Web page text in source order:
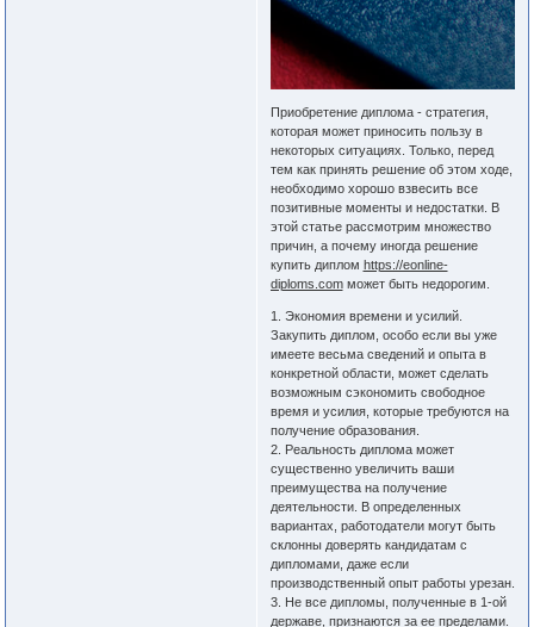
Приобретение диплома - стратегия,
которая может приносить пользу в
некоторых ситуациях. Только, перед
тем как принять решение об этом ходе,
необходимо хорошо взвесить все
позитивные моменты и недостатки. В
этой статье рассмотрим множество
причин, а почему иногда решение
купить диплом https://eonline-
diploms.comможет быть недорогим.
1. Экономия времени и усилий.
Закупить диплом, особо если вы уже
имеете весьма сведений и опыта в
конкретной области, может сделать
возможным сэкономить свободное
время и усилия, которые требуются на
получение образования.
2. Реальность диплома может
существенно увеличить ваши
преимущества на получение
деятельности. В определенных
вариантах, работодатели могут быть
склонны доверять кандидатам с
дипломами, даже если
производственный опыт работы урезан.
3. Не все дипломы, полученные в 1-ой
державе, признаются за ее пределами.